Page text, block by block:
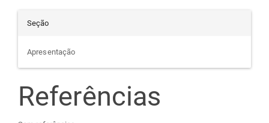
Seção
Apresentação
Referências